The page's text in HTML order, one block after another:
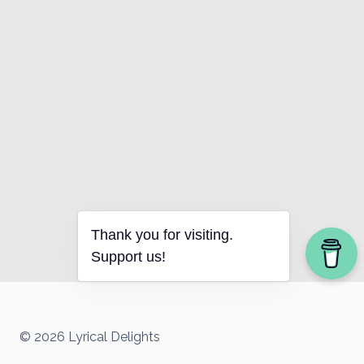
© 2026 Lyrical Delights
Thank you for visiting.
Support us!